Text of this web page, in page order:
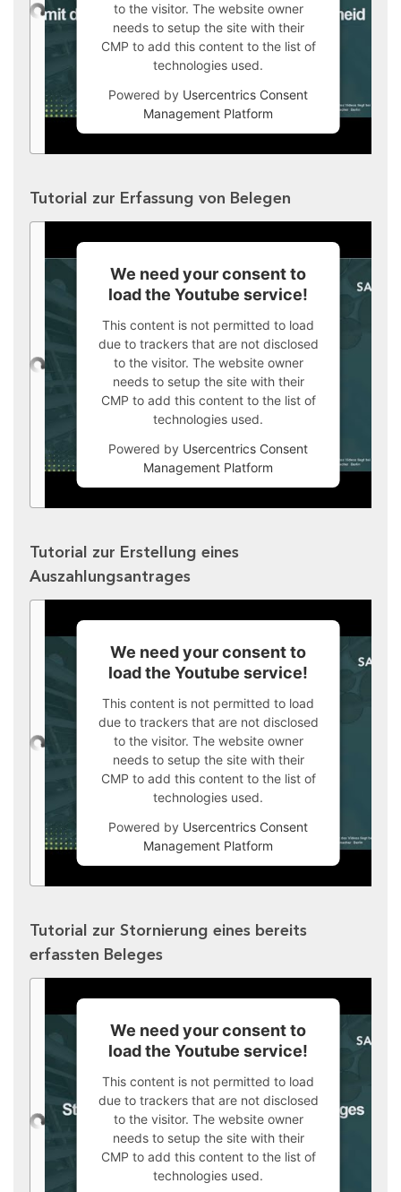
to the visitor. The website owner
needs to setup the site with their
CMP to add this content to the list of
technologies used.
Powered by Usercentrics Consent
Management Platform
Tutorial zur Erfassung von Belegen
We need your consent to
load the Youtube service!
This content is not permitted to load
due to trackers that are not disclosed
to the visitor. The website owner
needs to setup the site with their
CMP to add this content to the list of
technologies used.
Powered by Usercentrics Consent
Management Platform
Tutorial zur Erstellung eines
Auszahlungsantrages
We need your consent to
load the Youtube service!
This content is not permitted to load
due to trackers that are not disclosed
to the visitor. The website owner
needs to setup the site with their
CMP to add this content to the list of
technologies used.
Powered by Usercentrics Consent
Management Platform
Tutorial zur Stornierung eines bereits
erfassten Beleges
We need your consent to
load the Youtube service!
This content is not permitted to load
due to trackers that are not disclosed
to the visitor. The website owner
needs to setup the site with their
CMP to add this content to the list of
technologies used.